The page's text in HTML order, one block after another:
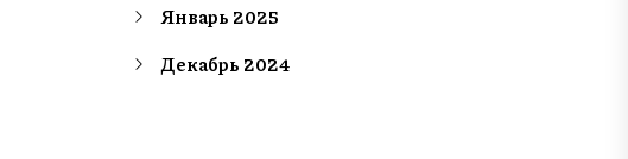
Январь 2025
Декабрь 2024